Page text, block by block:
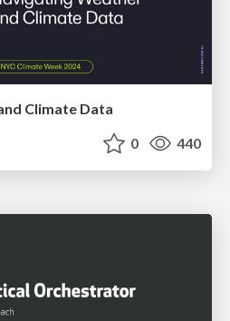
Climate Data
0 440